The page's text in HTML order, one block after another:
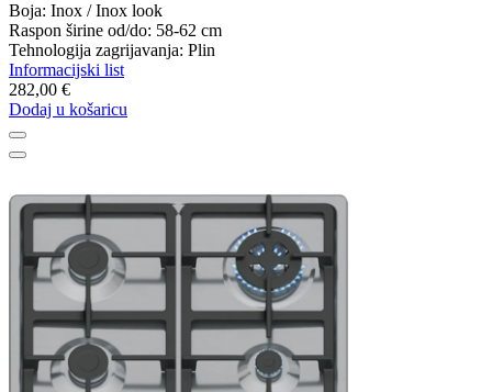
Boja: Inox / Inox look
Raspon širine od/do: 58-62 cm
Tehnologija zagrijavanja: Plin
Informacijski list
282,00 €
Dodaj u košaricu